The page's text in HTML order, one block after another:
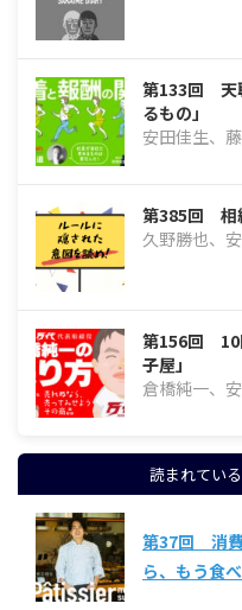
第133回 天
るもの」
安田佳生、
第385回 相
久野勝也、
第156回 10
子屋」
倉橋純一、
読まれてい
第37回 消費
ら、もう食